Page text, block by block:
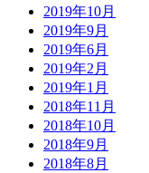
2019年10月
2019年9月
2019年6月
2019年2月
2019年1月
2018年11月
2018年10月
2018年9月
2018年8月